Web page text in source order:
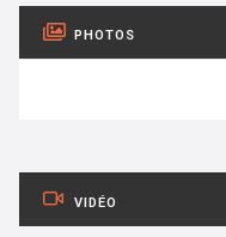
PHOTOS
VIDÉO